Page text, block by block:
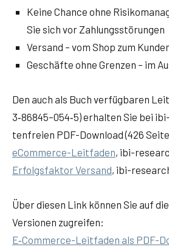
Kei­ne Chan­ce ohne
Sie sich vor Zahlungsstörungen
Ver­sand – vom Shop zum
Geschäf­te ohne Gren­zen – im
Den auch als Buch ver­füg­ba­ren
3‑86845–054‑5) erhal­ten Sie bei
ten­frei­en PDF-Down­load (426
eCom­mer­ce-Leit­fa­den, ibi-
Erfolgs­fak­tor Ver­sand, ibi-
Über die­sen Link kön­nen Sie auf
Ver­sio­nen zugreifen:
E‑Com­mer­ce-Leit­fa­den als PDF-